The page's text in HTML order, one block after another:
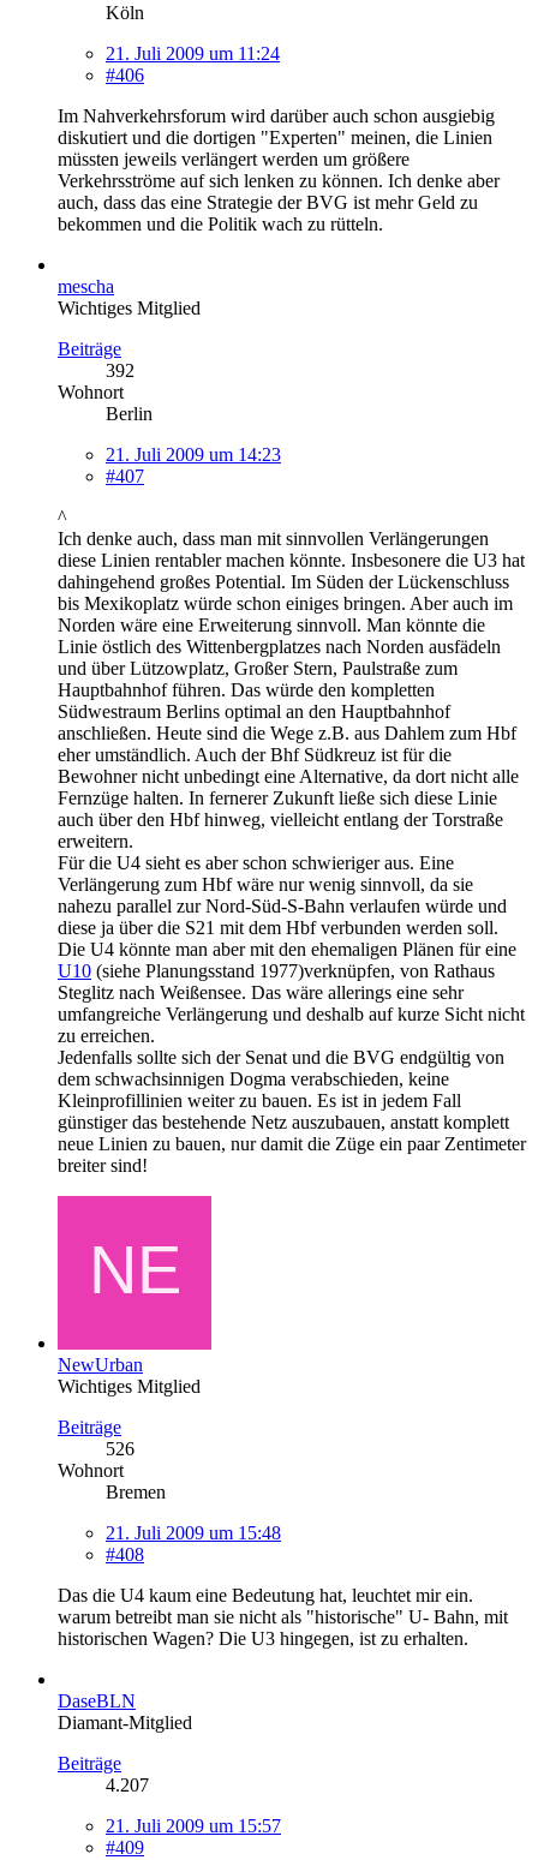
Köln
21. Juli 2009 um 11:24
#406
Im Nahverkehrsforum wird darüber auch schon ausgiebig
diskutiert und die dortigen "Experten" meinen, die Linien
müssten jeweils verlängert werden um größere
Verkehrsströme auf sich lenken zu können. Ich denke aber
auch, dass das eine Strategie der BVG ist mehr Geld zu
bekommen und die Politik wach zu rütteln.
mescha
Wichtiges Mitglied
Beiträge
392
Wohnort
Berlin
21. Juli 2009 um 14:23
#407
^
Ich denke auch, dass man mit sinnvollen Verlängerungen
diese Linien rentabler machen könnte. Insbesonere die U3 hat
dahingehend großes Potential. Im Süden der Lückenschluss
bis Mexikoplatz würde schon einiges bringen. Aber auch im
Norden wäre eine Erweiterung sinnvoll. Man könnte die
Linie östlich des Wittenbergplatzes nach Norden ausfädeln
und über Lützowplatz, Großer Stern, Paulstraße zum
Hauptbahnhof führen. Das würde den kompletten
Südwestraum Berlins optimal an den Hauptbahnhof
anschließen. Heute sind die Wege z.B. aus Dahlem zum Hbf
eher umständlich. Auch der Bhf Südkreuz ist für die
Bewohner nicht unbedingt eine Alternative, da dort nicht alle
Fernzüge halten. In fernerer Zukunft ließe sich diese Linie
auch über den Hbf hinweg, vielleicht entlang der Torstraße
erweitern.
Für die U4 sieht es aber schon schwieriger aus. Eine
Verlängerung zum Hbf wäre nur wenig sinnvoll, da sie
nahezu parallel zur Nord-Süd-S-Bahn verlaufen würde und
diese ja über die S21 mit dem Hbf verbunden werden soll.
Die U4 könnte man aber mit den ehemaligen Plänen für eine
U10 (siehe Planungsstand 1977)verknüpfen, von Rathaus
Steglitz nach Weißensee. Das wäre allerings eine sehr
umfangreiche Verlängerung und deshalb auf kurze Sicht nicht
zu erreichen.
Jedenfalls sollte sich der Senat und die BVG endgültig von
dem schwachsinnigen Dogma verabschieden, keine
Kleinprofillinien weiter zu bauen. Es ist in jedem Fall
günstiger das bestehende Netz auszubauen, anstatt komplett
neue Linien zu bauen, nur damit die Züge ein paar Zentimeter
breiter sind!
NewUrban
Wichtiges Mitglied
Beiträge
526
Wohnort
Bremen
21. Juli 2009 um 15:48
#408
Das die U4 kaum eine Bedeutung hat, leuchtet mir ein.
warum betreibt man sie nicht als "historische" U- Bahn, mit
historischen Wagen? Die U3 hingegen, ist zu erhalten.
DaseBLN
Diamant-Mitglied
Beiträge
4.207
21. Juli 2009 um 15:57
#409